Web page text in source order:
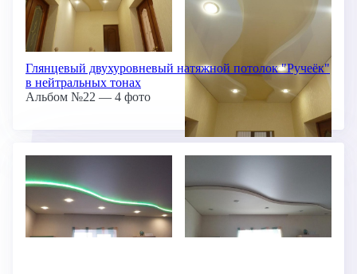
Глянцевый двухуровневый натяжной потолок "Ручеёк"
в нейтральных тонах
Альбом №22 — 4 фото